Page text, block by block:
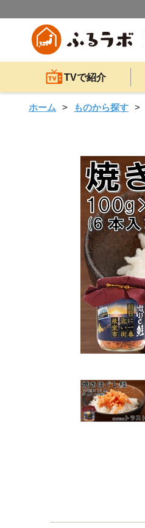
TVで紹介
ホーム ものから探す